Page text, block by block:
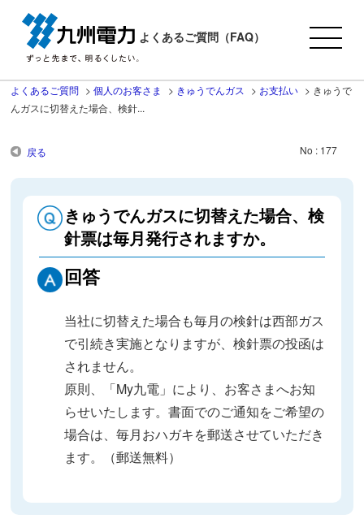
よくあるご質問（FAQ）
よくあるご質問 >個人のお客さま > きゅうでんガス > お支払い > きゅうで
んガスに切替えた場合、検針...
戻る No : 177
きゅうでんガスに切替えた場合、検
針票は毎月発行されますか。
回答
当社に切替えた場合も毎月の検針は西部ガス
で引続き実施となりますが、検針票の投函は
されません。
原則、「My九電」により、お客さまへお知
らせいたします。書面でのご通知をご希望の
場合は、毎月おハガキを郵送させていただき
ます。（郵送無料）